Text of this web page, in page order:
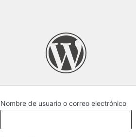
Nombre de usuario o correo electrónico